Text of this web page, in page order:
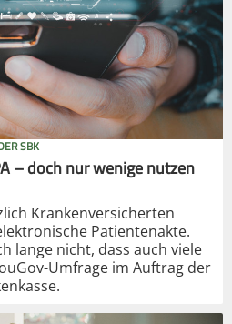
SBK
– doch nur wenige nutzen
Krankenversicherten
Patientenakte.
lange nicht, dass auch viele
Umfrage im Auftrag der